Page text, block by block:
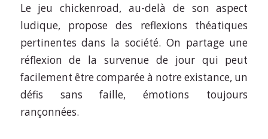
Le jeu chickenroad, au-delà de son aspect
ludique, propose des reflexions théatiques
pertinentes dans la société. On partage une
réflexion de la survenue de jour qui peut
facilement être comparée à notre existance, un
défis sans faille, émotions toujours
rançonnées.